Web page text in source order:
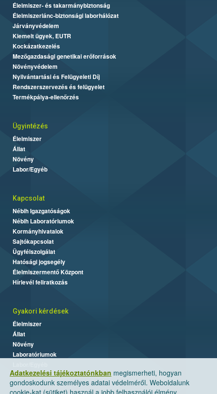
Adatkezelési tájékoztatónkban megismerheti, hogyan
gondoskodunk személyes adatai védelméről. Weboldalunk
cookie-kat (sütiket) használ a jobb felhasználói élmény
Élelmiszer- és takarmánybiztonság
Élelmiszerlánc-biztonsági laborhálózat
Járványvédelem
Kiemelt ügyek, EUTR
Kockázatkezelés
Mezőgazdasági genetikai erőforrások
Növényvédelem
Nyilvántartási és Felügyeleti Díj
Rendszerszervezés és felügyelet
Termékpálya-ellenőrzés
Ügyintézés
Élelmiszer
Állat
Növény
Labor/Egyéb
Kapcsolat
Nébih Igazgatóságok
Nébih Laboratóriumok
Kormányhivatalok
Sajtókapcsolat
Ügyfélszolgálat
Hatósági jogsegély
Élelmiszermentő Központ
Hírlevél feliratkozás
Gyakori kérdések
Élelmiszer
Állat
Növény
Laboratóriumok